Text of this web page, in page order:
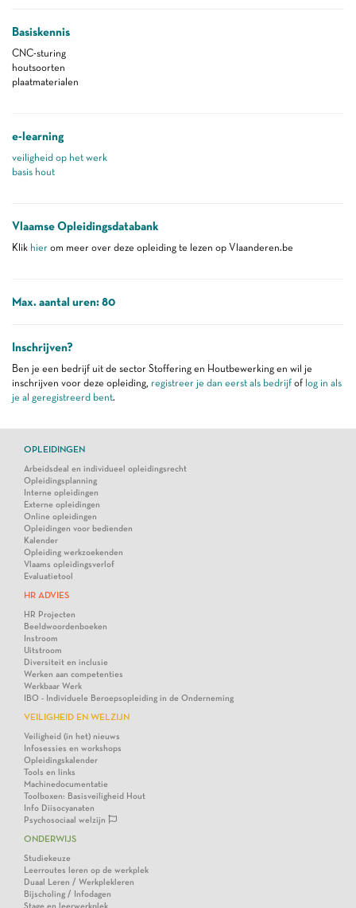
Basiskennis
CNC-sturing
houtsoorten
plaatmaterialen
e-learning
veiligheid op het werk
basis hout
Vlaamse Opleidingsdatabank
Klik hier om meer over deze opleiding te lezen op Vlaanderen.be
Max. aantal uren: 80
Inschrijven?
Ben je een bedrijf uit de sector Stoffering en Houtbewerking en wil je
inschrijven voor deze opleiding, registreer je dan eerst als bedrijf of log in als
je al geregistreerd bent.
OPLEIDINGEN
Arbeidsdeal en individueel opleidingsrecht
Opleidingsplanning
Interne opleidingen
Externe opleidingen
Online opleidingen
Opleidingen voor bedienden
Kalender
Opleiding werkzoekenden
Vlaams opleidingsverlof
Evaluatietool
HR ADVIES
HR Projecten
Beeldwoordenboeken
Instroom
Uitstroom
Diversiteit en inclusie
Werken aan competenties
Werkbaar Werk
IBO - Individuele Beroepsopleiding in de Onderneming
VEILIGHEID EN WELZIJN
Veiligheid (in het) nieuws
Infosessies en workshops
Opleidingskalender
Tools en links
Machinedocumentatie
Toolboxen: Basisveiligheid Hout
Info Diisocyanaten
Psychosociaal welzijn
ONDERWIJS
Studiekeuze
Leerroutes leren op de werkplek
Duaal Leren / Werkplekleren
Bijscholing / Infodagen